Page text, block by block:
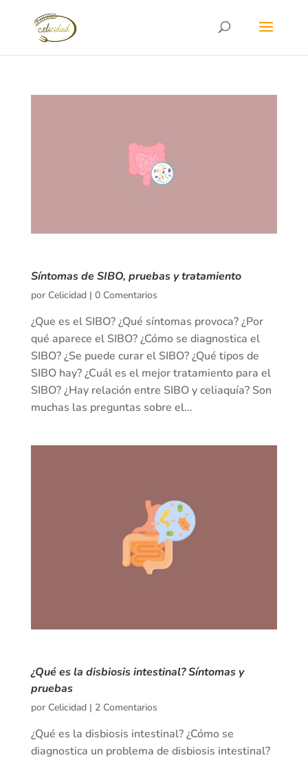
Síntomas de SIBO, pruebas y tratamiento
por Celicidad| 0 Comentarios
¿Que es el SIBO? ¿Qué síntomas provoca? ¿Por
qué aparece el SIBO? ¿Cómo se diagnostica el
SIBO? ¿Se puede curar el SIBO? ¿Qué tipos de
SIBO hay? ¿Cuál es el mejor tratamiento para el
SIBO? ¿Hay relación entre SIBO y celiaquía? Son
muchas las preguntas sobre el...
¿Qué es la disbiosis intestinal? Síntomas y
pruebas
por Celicidad| 2 Comentarios
¿Qué es la disbiosis intestinal? ¿Cómo se
diagnostica un problema de disbiosis intestinal?